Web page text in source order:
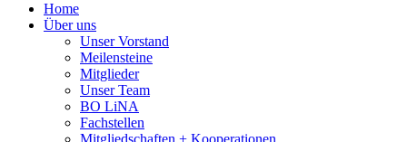
Home
Über uns
Unser Vorstand
Meilensteine
Mitglieder
Unser Team
BO LiNA
Fachstellen
Mitgliedschaften + Kooperationen